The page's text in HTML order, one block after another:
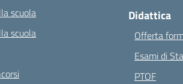
scuola
scuola
Didattica
Offerta
Esami di
PTOF